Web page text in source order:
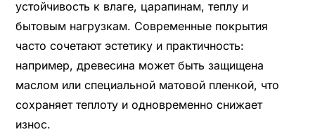
устойчивость к влаге, царапинам, теплу и
бытовым нагрузкам. Современные покрытия
часто сочетают эстетику и практичность:
например, древесина может быть защищена
маслом или специальной матовой пленкой, что
сохраняет теплоту и одновременно снижает
износ.